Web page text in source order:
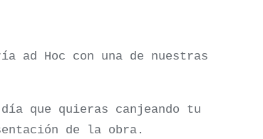
ad Hoc con una de nuestras
que quieras canjeando tu
de la obra.